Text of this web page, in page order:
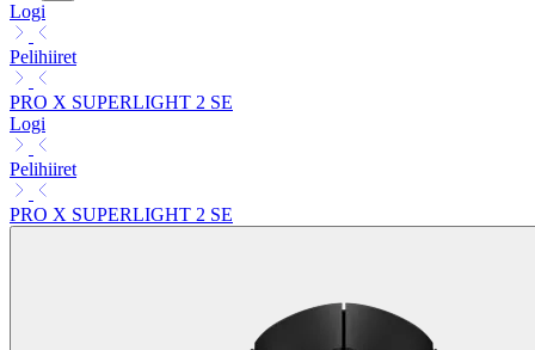
Logi
Pelihiiret
PRO X SUPERLIGHT 2 SE
Logi
Pelihiiret
PRO X SUPERLIGHT 2 SE